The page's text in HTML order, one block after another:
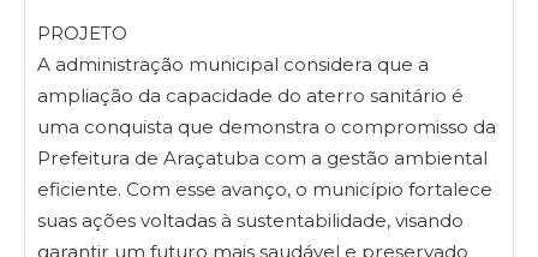
PROJETO
A administração municipal considera que a
ampliação da capacidade do aterro sanitário é
uma conquista que demonstra o compromisso da
Prefeitura de Araçatuba com a gestão ambiental
eficiente. Com esse avanço, o município fortalece
suas ações voltadas à sustentabilidade, visando
garantir um futuro mais saudável e preservado